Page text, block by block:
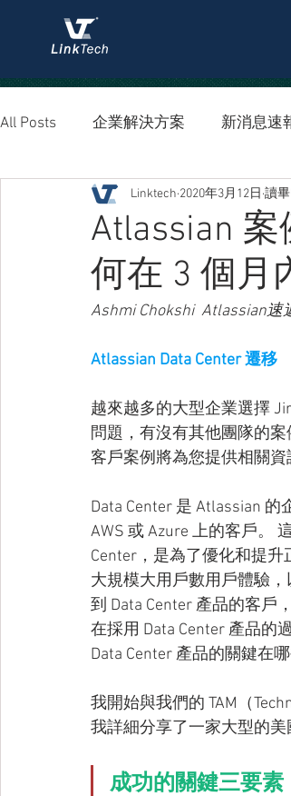
All Posts 企業解決方案 新消息速
資安防護
Atlassian
何在 3 個月
Linktech 2020年3月12日 讀
Ashmi Chokshi  Atlassian
Atlassian Data Center 遷移
越來越多的大型企業選擇
問題，有沒有其他團隊的
客戶案例將為您提供相關資
Data Center 是 Atlassian
AWS 或 Azure 上的客戶。
Center，是為了優化和提
大規模大用戶數用戶體驗
到 Data Center 產品的客戶
在採用 Data Center 產品的
Data Center 產品的關鍵在哪
我開始與我們的 TAM（
我詳細分享了一家大型的美
成功的關鍵三要